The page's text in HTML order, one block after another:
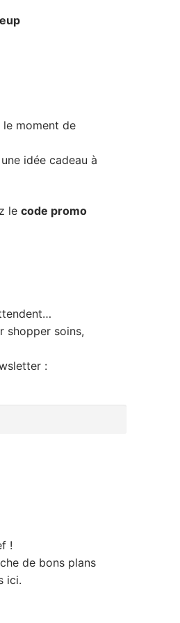
le moment de
idée cadeau à
le code promo
shopper soins,
:
!
de bons plans
ici.